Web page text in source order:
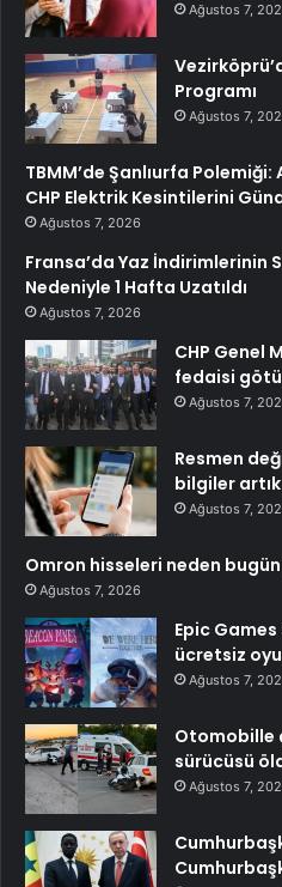
Ağustos 7,
Programı
Ağustos 7,
TBMM’de Şanlıurfa Polemiği:
CHP Elektrik Kesintilerini
Ağustos 7, 2026
Fransa’da Yaz İndirimlerinin
Nedeniyle 1 Hafta Uzatıldı
Ağustos 7, 2026
CHP Genel
fedaisi
Ağustos 7,
Resmen
bilgiler
Ağustos 7,
Omron hisseleri neden
Ağustos 7, 2026
Epic
ücretsiz
Ağustos 7,
Otomobille
sürücüsü
Ağustos 7,